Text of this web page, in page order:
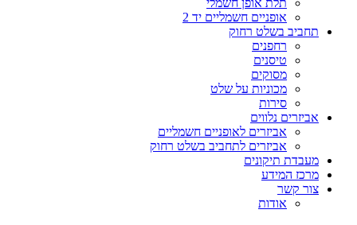
תלת אופן חשמלי
אופניים חשמליים יד 2
תחביב בשלט רחוק
רחפנים
טיסנים
מסוקים
מכוניות על שלט
סירות
אביזרים נלווים
אביזרים לאופניים חשמליים
אביזרים לתחביב בשלט רחוק
מעבדת תיקונים
מרכז המידע
צור קשר
אודות